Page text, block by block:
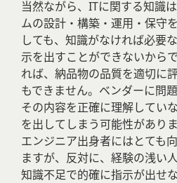
当然ながら、ITに関する知識
ムの設計・構築・運用・保守
しても、知識がなければ必要
示を出すことができないから
れば、納品物の品質を適切に
もできません。ベンダーに問
その内容を正確に理解してい
を出してしまう可能性がありま
エンジニア出身者にはとても
ますが、反対に、経験の浅い
知識不足で的確に指示が出せ